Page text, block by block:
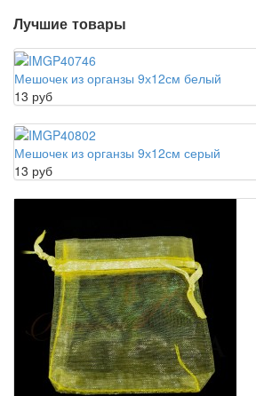
Лучшие товары
Мешочек из органзы 9х12см белый
13 руб
Мешочек из органзы 9х12см серый
13 руб